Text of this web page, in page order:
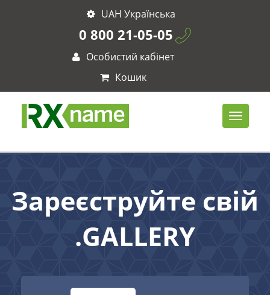
UAH Українська
0 800 21-05-05
Особистий кабінет
Кошик
Зареєструйте свій
.GALLERY